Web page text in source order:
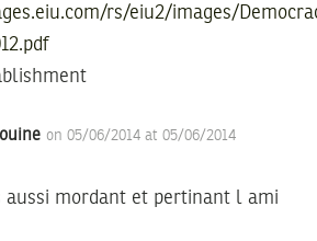
rs/eiu2/images/
on 05/06/2014 at 05/06/2014
aussi mordant et pertinant l ami